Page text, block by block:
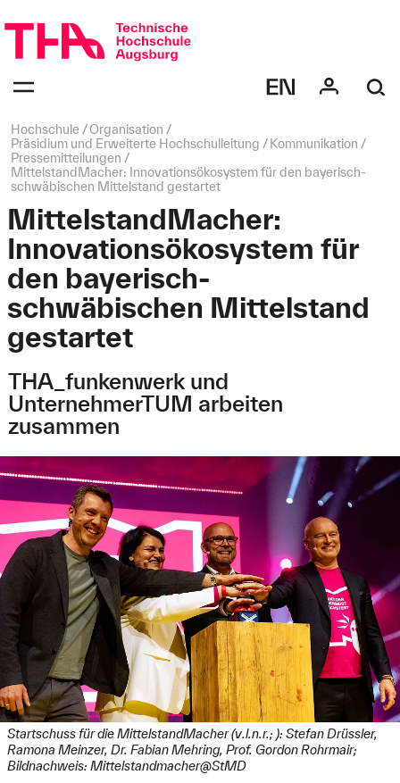
überspringen
bestätigen
des
Menüs
Seitenpfad:
Hochschule
Organisation
Präsidium und Erweiterte Hochschulleitung
Kommunikation
Pressemitteilungen
MittelstandMacher: Innovationsökosystem für den bayerisch-
schwäbischen Mittelstand gestartet
MittelstandMacher:
Innovationsökosystem für
den bayerisch-
schwäbischen Mittelstand
gestartet
THA_funkenwerk und
UnternehmerTUM arbeiten
zusammen
Startschuss für die MittelstandMacher (v.l.n.r.; ): Stefan Drüssler,
Ramona Meinzer, Dr. Fabian Mehring, Prof. Gordon Rohrmair;
Bildnachweis: Mittelstandmacher@StMD